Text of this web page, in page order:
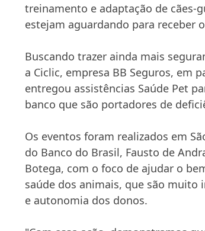
treinamento e adaptação de cães-
estejam aguardando para receber
Buscando trazer ainda mais
a Ciclic, empresa BB Seguros, em
entregou assistências Saúde Pet
banco que são portadores de
Os eventos foram realizados em
do Banco do Brasil, Fausto de
Botega, com o foco de ajudar o
saúde dos animais, que são
e autonomia dos donos.